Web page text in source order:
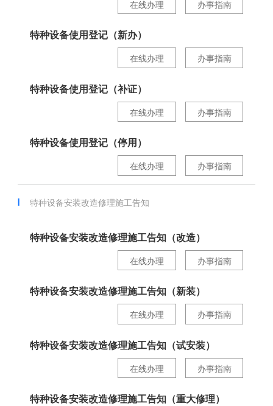
办事指南
在线办理
特种设备使用登记（新办）
办事指南
在线办理
特种设备使用登记（补证）
办事指南
在线办理
特种设备使用登记（停用）
办事指南
在线办理
特种设备安装改造修理施工告知
特种设备安装改造修理施工告知（改造）
办事指南
在线办理
特种设备安装改造修理施工告知（新装）
办事指南
在线办理
特种设备安装改造修理施工告知（试安装）
办事指南
在线办理
特种设备安装改造修理施工告知（重大修理）